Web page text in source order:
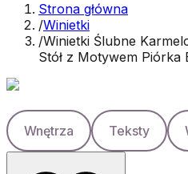
Strona główna
/Winietki
/Winietki Ślubne
Stół z Motywem Piórka
Wnętrza Teksty